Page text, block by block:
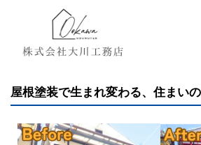
屋根塗装で生まれ変わる、住まい